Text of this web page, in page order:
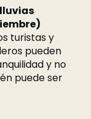
turistas y
pueden
y no
puede ser